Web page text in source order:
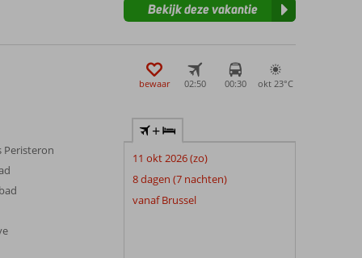
Bekijk deze vakantie
bewaar 02:50 00:30 okt 23°C
Peristeron
+
11 okt 2026 (zo)
8 dagen (7 nachten)
vanaf Brussel